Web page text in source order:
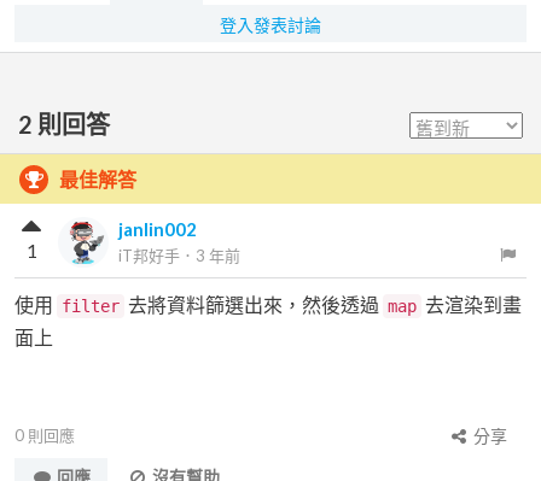
登入發表討論
2 則回答
最佳解答
janlin002
iT邦好手 ． 3 年前
1
使用 filter 去將資料篩選出來，然後透過 map 去渲染到畫
面上
0 則回應
分享
回應
沒有幫助